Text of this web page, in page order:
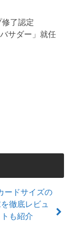
了認定
サダー」就任
ードサイズの
徹底レビュ
も紹介